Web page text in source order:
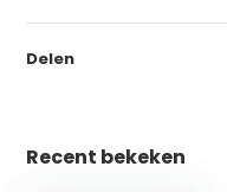
Delen
Recent bekeken